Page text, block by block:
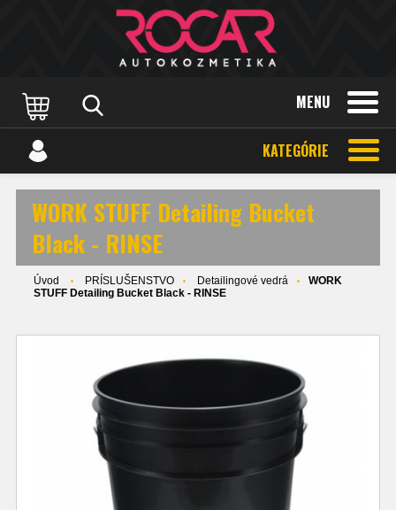
MENU
KATEGÓRIE
WORK STUFF Detailing Bucket
Black - RINSE
Úvod PRÍSLUŠENSTVO Detailingové vedrá
WORK
STUFF Detailing Bucket Black - RINSE